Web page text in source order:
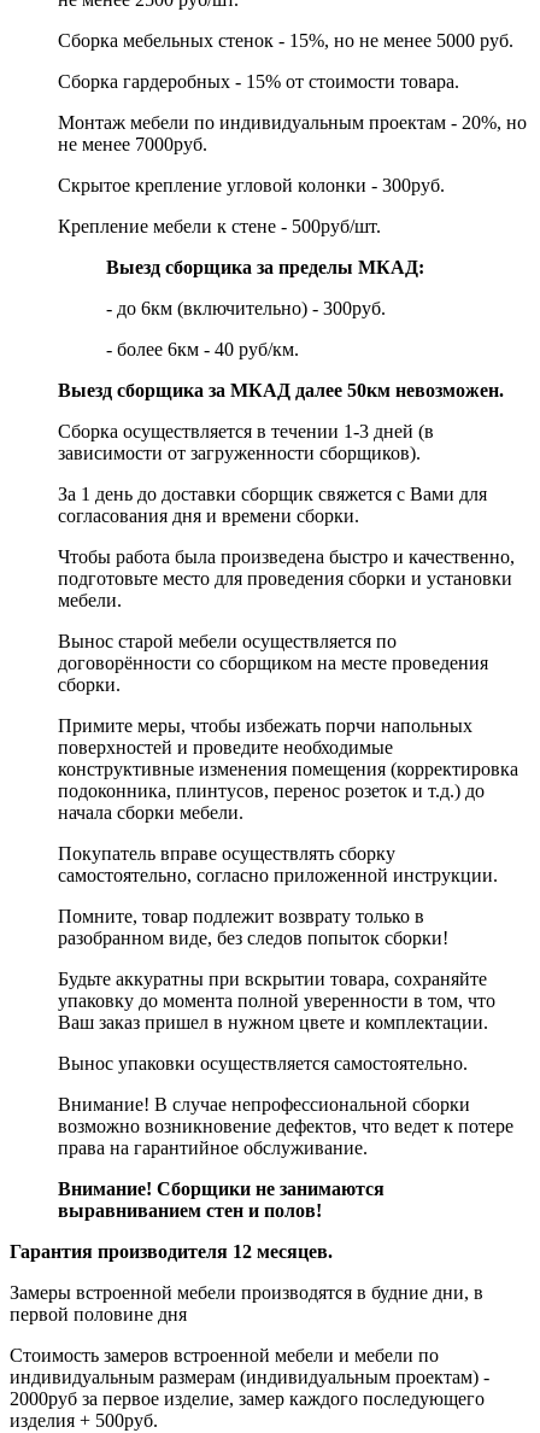
Сборка мебельных стенок - 15%, но не менее 5000 руб.
Сборка гардеробных - 15% от стоимости товара.
Монтаж мебели по индивидуальным проектам - 20%, но
не менее 7000руб.
Скрытое крепление угловой колонки - 300руб.
Крепление мебели к стене - 500руб/шт.
Выезд сборщика за пределы МКАД:
- до 6км (включительно) - 300руб.
- более 6км - 40 руб/км.
Выезд сборщика за МКАД далее 50км невозможен.
Сборка осуществляется в течении 1-3 дней (в
зависимости от загруженности сборщиков).
За 1 день до доставки сборщик свяжется с Вами для
согласования дня и времени сборки.
Чтобы работа была произведена быстро и качественно,
подготовьте место для проведения сборки и установки
мебели.
Вынос старой мебели осуществляется по
договорённости со сборщиком на месте проведения
сборки.
Примите меры, чтобы избежать порчи напольных
поверхностей и проведите необходимые
конструктивные изменения помещения (корректировка
подоконника, плинтусов, перенос розеток и т.д.) до
начала сборки мебели.
Покупатель вправе осуществлять сборку
самостоятельно, согласно приложенной инструкции.
Помните, товар подлежит возврату только в
разобранном виде, без следов попыток сборки!
Будьте аккуратны при вскрытии товара, сохраняйте
упаковку до момента полной уверенности в том, что
Ваш заказ пришел в нужном цвете и комплектации.
Вынос упаковки осуществляется самостоятельно.
Внимание! В случае непрофессиональной сборки
возможно возникновение дефектов, что ведет к потере
права на гарантийное обслуживание.
Внимание! Сборщики не занимаются
выравниванием стен и полов!
Гарантия производителя 12 месяцев.
Замеры встроенной мебели производятся в будние дни, в
первой половине дня
Стоимость замеров встроенной мебели и мебели по
индивидуальным размерам (индивидуальным проектам) -
2000руб за первое изделие, замер каждого последующего
изделия + 500руб.